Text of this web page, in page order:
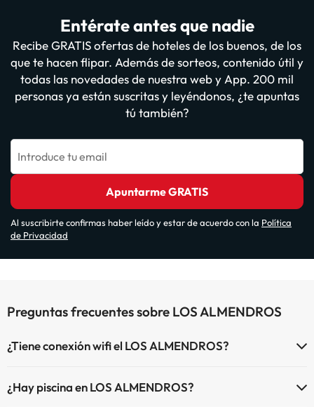
Entérate antes que nadie
Recibe GRATIS ofertas de hoteles de los buenos, de los
que te hacen flipar. Además de sorteos, contenido útil y
todas las novedades de nuestra web y App. 200 mil
personas ya están suscritas y leyéndonos, ¿te apuntas
tú también?
Introduce tu email
Apuntarme GRATIS
Al suscribirte confirmas haber leído y estar de acuerdo con la Política
de Privacidad
Preguntas frecuentes sobre LOS ALMENDROS
¿Tiene conexión wifi el LOS ALMENDROS?
¿Hay piscina en LOS ALMENDROS?